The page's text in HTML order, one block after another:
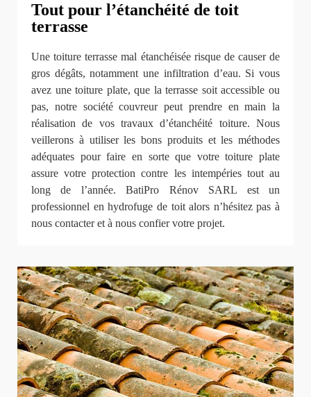
Tout pour l’étanchéité de toit
terrasse
Une toiture terrasse mal étanchéisée risque de causer de
gros dégâts, notamment une infiltration d’eau. Si vous
avez une toiture plate, que la terrasse soit accessible ou
pas, notre société couvreur peut prendre en main la
réalisation de vos travaux d’étanchéité toiture. Nous
veillerons à utiliser les bons produits et les méthodes
adéquates pour faire en sorte que votre toiture plate
assure votre protection contre les intempéries tout au
long de l’année. BatiPro Rénov SARL est un
professionnel en hydrofuge de toit alors n’hésitez pas à
nous contacter et à nous confier votre projet.